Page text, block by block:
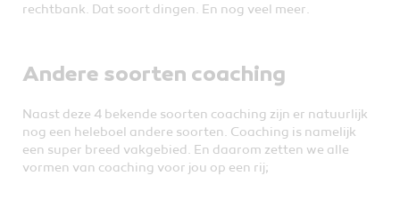
rechtbank. Dat soort dingen. En nog veel meer.
Andere soorten coaching
Naast deze 4 bekende soorten coaching zijn er natuurlijk
nog een heleboel andere soorten. Coaching is namelijk
een super breed vakgebied. En daarom zetten we alle
vormen van coaching voor jou op een rij;